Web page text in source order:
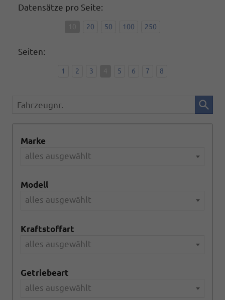
Datensätze pro Seite:
20 50 100 250
Seiten:
1 2 3 5 6 7 8
Fahrzeugnr.
Marke
alles ausgewählt
Modell
alles ausgewählt
Kraftstoffart
alles ausgewählt
Getriebeart
alles ausgewählt